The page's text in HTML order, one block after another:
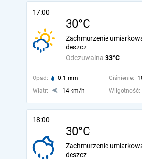
17:00
30°C
Odczuwalna 33°C
Zachmurzenie
deszcz
Opad: 0.1 mm Ciśnienie:
Wiatr:
14 km/h Wilgotność:
18:00
30°C
Zachmurzenie
deszcz